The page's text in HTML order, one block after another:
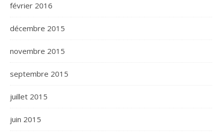
février 2016
décembre 2015
novembre 2015
septembre 2015
juillet 2015
juin 2015